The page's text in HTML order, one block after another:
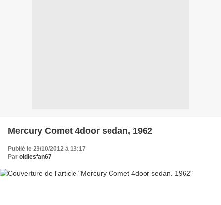
Mercury Comet 4door sedan, 1962
Publié le 29/10/2012 à 13:17
Par oldiesfan67